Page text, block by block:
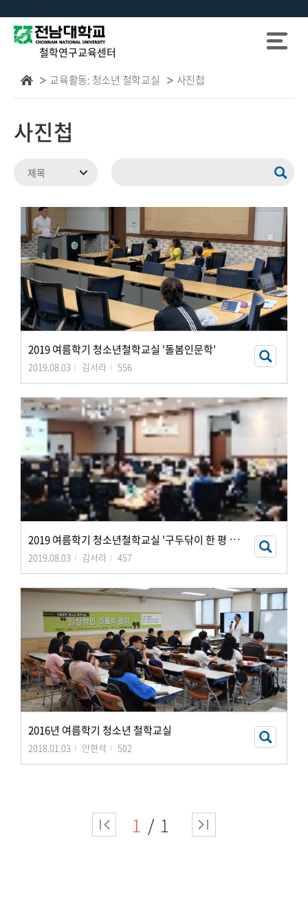
철학연구교육센터
교육활동: 청소년 철학교실
사진첩
사진첩
2019 여름학기 청소년철학교실 '돌봄인문학'
2019.08.03 김서라 556
2
019 여름학기 청소년철학교실 '구두닦이 한 평 인문학여행'
2019.08.03 김서라 457
2016년 여름학기 청소년 철학교실
2018.01.03 안현석 502
1 1